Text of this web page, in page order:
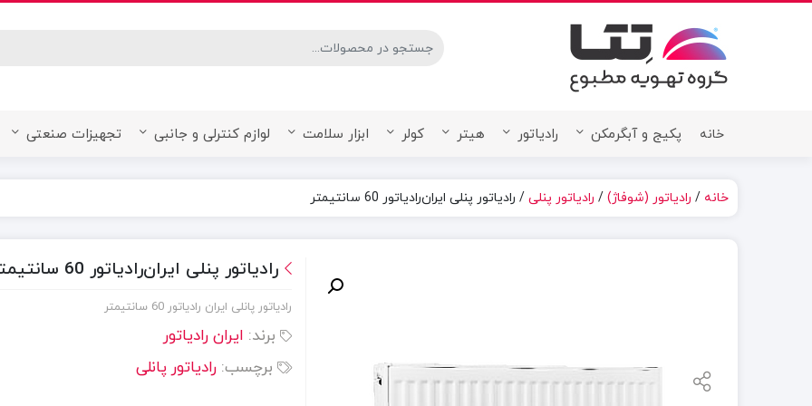
page. Touch device users, explore by touch or with swipe gestures.
خانه پکیج و آبگرمکن رادیاتور هیتر کولر ابزار سلامت لوازم کنترلی و جانبی تجهیزات صنعتی
خانه / رادیاتور (شوفاژ) / رادیاتور پنلی / رادیاتور پنلی ایران‌رادیاتور 60 سانتیمتر
رادیاتور پنلی ایران‌رادیاتور 60 سانتیمتر
رادیاتور پانلی ایران رادیاتور 60 سانتیمتر
برند: ایران رادیاتور
برچسب: رادیاتور پانلی